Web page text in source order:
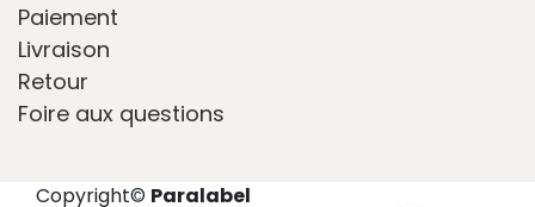
Paiement
Livraison
Retour
Foire aux questions
Copyright© Paralabel